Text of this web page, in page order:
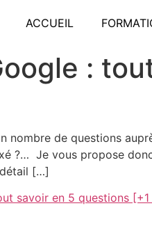
ACCUEIL
:
nombre de questions
?… Je vous propose
[…]
savoir en 5 questions [+1